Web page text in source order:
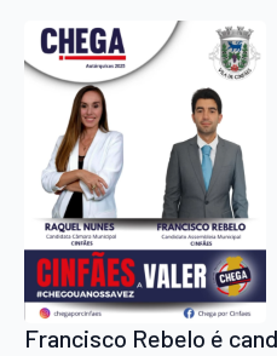
Francisco Rebelo é